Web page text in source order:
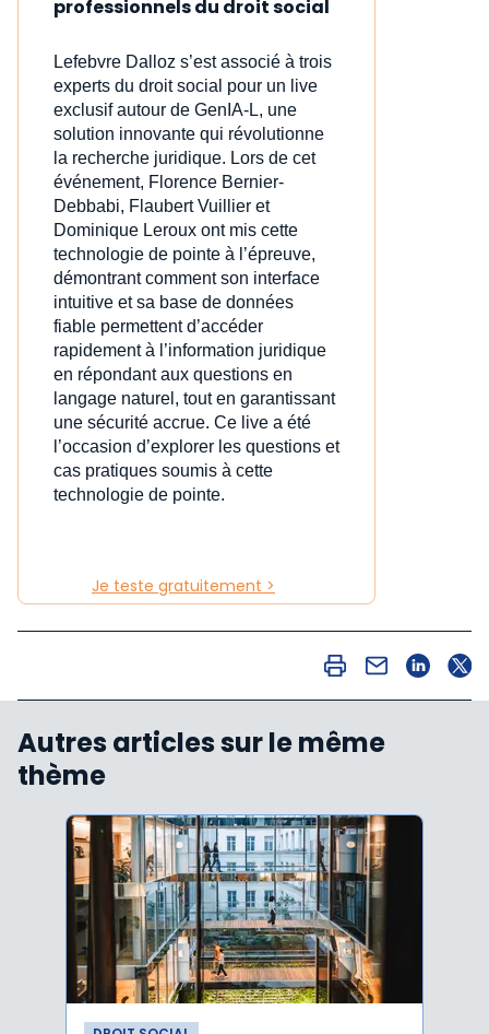
professionnels du droit social
Lefebvre Dalloz s’est associé à trois
experts du droit social pour un live
exclusif autour de GenIA‑L, une
solution innovante qui révolutionne
la recherche juridique. Lors de cet
événement, Florence Bernier-
Debbabi, Flaubert Vuillier et
Dominique Leroux ont mis cette
technologie de pointe à l’épreuve,
démontrant comment son interface
intuitive et sa base de données
fiable permettent d’accéder
rapidement à l’information juridique
en répondant aux questions en
langage naturel, tout en garantissant
une sécurité accrue. Ce live a été
l’occasion d’explorer les questions et
cas pratiques soumis à cette
technologie de pointe.
Je teste gratuitement >
Autres articles sur le même
thème